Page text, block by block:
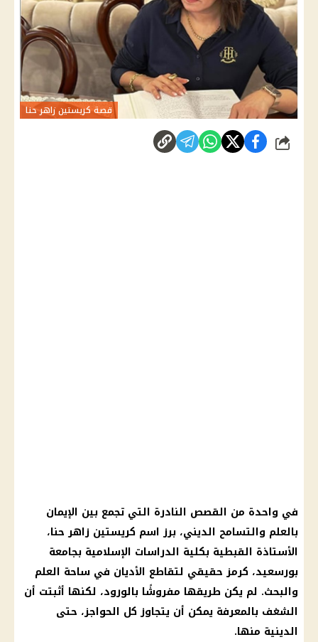
قصة كريستين زاهر حنا
شارك
في واحدة من القصص النادرة التي تجمع بين الإيمان
بالعلم والتسامح الديني، برز اسم كريستين زاهر حنا،
الأستاذة القبطية بكلية الدراسات الإسلامية بجامعة
بورسعيد، كرمز حقيقي لتقاطع الأديان في ساحة العلم
والبحث. لم يكن طريقها مفروشًا بالورود، لكنها أثبتت أن
الشغف بالمعرفة يمكن أن يتجاوز كل الحواجز، حتى
الدينية منها.